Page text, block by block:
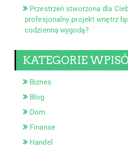
Przestrzeń stworzona dla
profesjonalny projekt wnętrz
codzienną wygodą?
KATEGORIE
Biznes
Blog
Dom
Finanse
Handel